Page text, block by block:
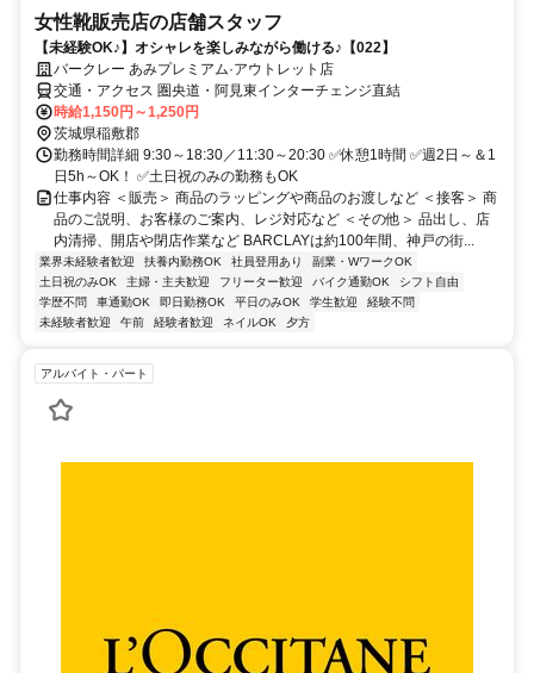
女性靴販売店の店舗スタッフ
【未経験OK♪】オシャレを楽しみながら働ける♪【022】
バークレー あみプレミアム·アウトレット店
交通・アクセス 圏央道・阿見東インターチェンジ直結
時給1,150円～1,250円
茨城県稲敷郡
勤務時間詳細 9:30～18:30／11:30～20:30 ✅休憩1時間 ✅週2日～＆1
日5h～OK！ ✅土日祝のみの勤務もOK
仕事内容 ＜販売＞ 商品のラッピングや商品のお渡しなど ＜接客＞ 商
品のご説明、お客様のご案内、レジ対応など ＜その他＞ 品出し、店
内清掃、開店や閉店作業など BARCLAYは約100年間、神戸の街...
業界未経験者歓迎 扶養内勤務OK 社員登用あり
副業・WワークOK
土日祝のみOK
主婦・主夫歓迎 フリーター歓迎 バイク通勤OK
シフト自由
学歴不問
車通勤OK 即日勤務OK 平日のみOK 学生歓迎
経験不問
未経験者歓迎
午前 経験者歓迎 ネイルOK 夕方
アルバイト・パート